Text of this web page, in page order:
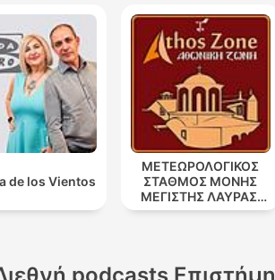
de los Vientos
ΜΕΤΕΩΡΟΛΟΓΙΚΟΣ
ΣΤΑΘΜΟΣ ΜΟΝΗΣ
ΜΕΓΙΣΤΗΣ ΛΑΥΡΑΣ.
''ΑΘΩΣ''